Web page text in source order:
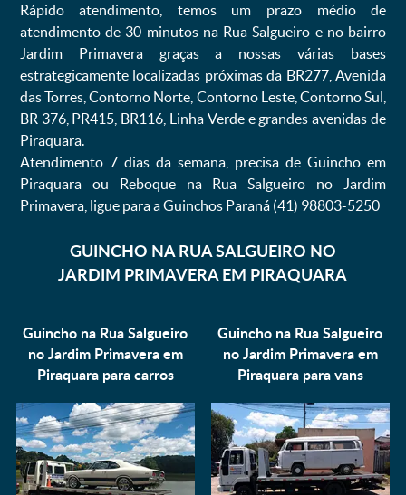
Rápido atendimento, temos um prazo médio de
atendimento de 30 minutos na Rua Salgueiro e no bairro
Jardim Primavera graças a nossas várias bases
estrategicamente localizadas próximas da BR277, Avenida
das Torres, Contorno Norte, Contorno Leste, Contorno Sul,
BR 376, PR415, BR116, Linha Verde e grandes avenidas de
Piraquara.
Atendimento 7 dias da semana, precisa de Guincho em
Piraquara ou Reboque na Rua Salgueiro no Jardim
Primavera, ligue para a Guinchos Paraná (41) 98803-5250
GUINCHO NA RUA SALGUEIRO NO
JARDIM PRIMAVERA EM PIRAQUARA
Guincho na Rua Salgueiro
no Jardim Primavera em
Piraquara paracarros
Guincho na Rua Salgueiro
no Jardim Primavera em
Piraquara paravans